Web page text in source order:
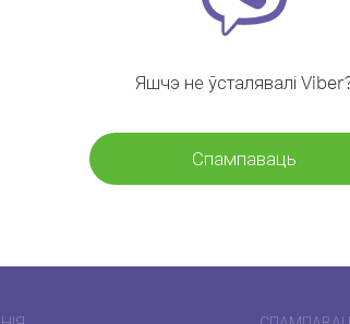
Яшчэ не ўсталявалі
Спампаваць